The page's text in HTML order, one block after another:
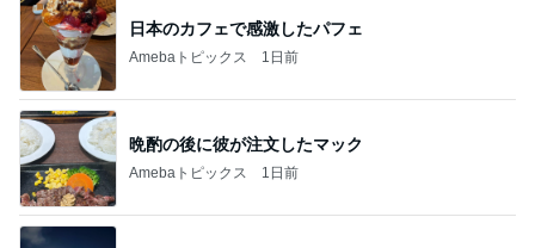
日本のカフェで感激したパフェ
Amebaトピックス 1日前
晩酌の後に彼が注文したマック
Amebaトピックス 1日前